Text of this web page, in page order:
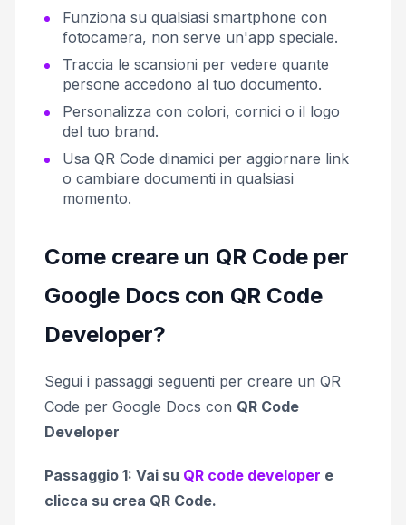
Funziona su qualsiasi smartphone con
fotocamera, non serve un'app speciale.
Traccia le scansioni per vedere quante
persone accedono al tuo documento.
Personalizza con colori, cornici o il logo
del tuo brand.
Usa QR Code dinamici per aggiornare link
o cambiare documenti in qualsiasi
momento.
Come creare un QR Code per
Google Docs con QR Code
Developer?
Segui i passaggi seguenti per creare un QR
Code per Google Docs con QR Code
Developer
Passaggio 1: Vai su QR code developer e
clicca su crea QR Code.